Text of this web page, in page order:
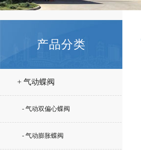
产品分类
+ 气动蝶阀
- 气动双偏心蝶阀
- 气动膨胀蝶阀